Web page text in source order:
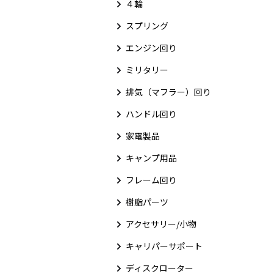
４輪
スプリング
エンジン回り
ミリタリー
排気（マフラー）回り
ハンドル回り
家電製品
キャンプ用品
フレーム回り
樹脂パーツ
アクセサリー/小物
キャリパーサポート
ディスクローター